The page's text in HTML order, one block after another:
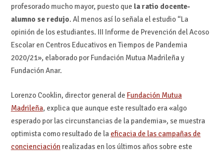
profesorado mucho mayor, puesto que la ratio docente-
alumno se redujo. Al menos así lo señala el estudio “La
opinión de los estudiantes. III Informe de Prevención del Acoso
Escolar en Centros Educativos en Tiempos de Pandemia
2020/21», elaborado por Fundación Mutua Madrileña y
Fundación Anar.
Lorenzo Cooklin, director general de Fundación Mutua
Madrileña, explica que aunque este resultado era «algo
esperado por las circunstancias de la pandemia», se muestra
optimista como resultado de la eficacia de las campañas de
concienciación realizadas en los últimos años sobre este